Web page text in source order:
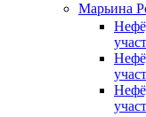
Марьина